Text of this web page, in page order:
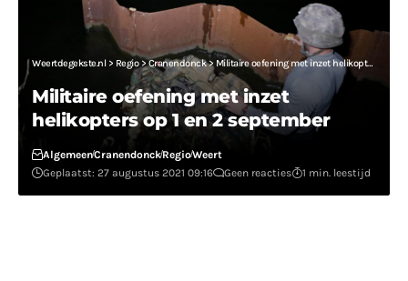
Weertdegekste.nl> Regio>Cranendonck> Militaire oefening met inzet helikopters op 1 en 2 september
Militaire oefening met inzet
helikopters op 1 en 2 september
AlgemeenCranendonckRegioWeert
Geplaatst: 27 augustus 2021 09:16
Geen reacties 1 min. leestijd